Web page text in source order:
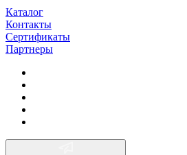
Каталог
Контакты
Сертификаты
Партнеры